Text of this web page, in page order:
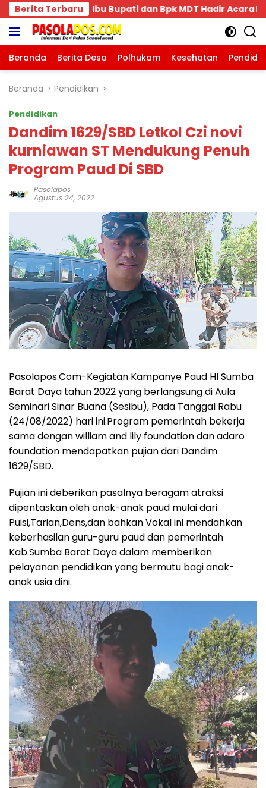
Langsung
ke
konten
Berita Terbaru
Hadir Acara Pengukuhan Keluarga Bima Dompu
Beranda Berita Desa Polhukam Kesehatan
Beranda Pendidikan
Pendidikan
Dandim 1629/SBD Letkol Czi novi
kurniawan ST Mendukung Penuh
Program Paud Di SBD
Pasolapos
Agustus 24, 2022
Pasolapos.Com-Kegiatan Kampanye Paud HI Sumba
Barat Daya tahun 2022 yang berlangsung di Aula
Seminari Sinar Buana (Sesibu), Pada Tanggal Rabu
(24/08/2022) hari ini.Program pemerintah bekerja
sama dengan william and lily foundation dan adaro
foundation mendapatkan pujian dari Dandim
1629/SBD.
Pujian ini deberikan pasalnya beragam atraksi
dipentaskan oleh anak-anak paud mulai dari
Puisi,Tarian,Dens,dan bahkan Vokal ini mendahkan
keberhasilan guru-guru paud dan pemerintah
Kab.Sumba Barat Daya dalam memberikan
pelayanan pendidikan yang bermutu bagi anak-
anak usia dini.